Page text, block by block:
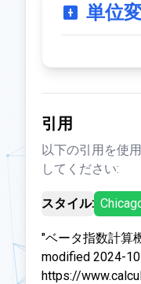
単位
引用
以下の引用を使
してください:
スタイル:
"ベータ指数計算
modified 2024-
https://